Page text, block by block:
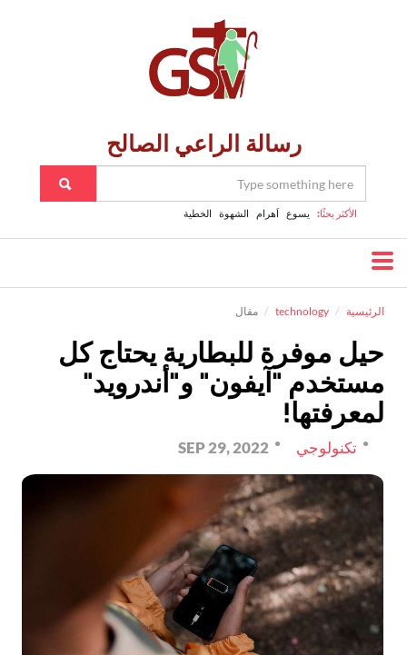
رسالة الراعي الصالح
الأكثر بحثًا: يسوع اَهرام الشهوة الخطية
الرئيسية technology مقال
حيل موفرة للبطارية يحتاج كل
مستخدم "آيفون" و"أندرويد"
لمعرفتها!
تكنولوجي SEP 29, 2022